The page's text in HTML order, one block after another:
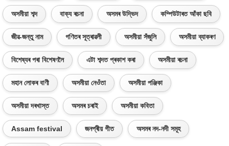
অসমীয়া শব্দ বাক্য ৰচনা অসমৰ উদ্ভিদ কম্পিউটাৰত আঁকা ছবি
জীৱ-জন্তু নাম গণিতৰ সূত্ৰাৱলী অসমীয়া সঁজুলি অসমীয়া ব্যাকৰণ
বিশেষ্যৰ পৰা বিশেষণলৈ এটা শব্দত প্ৰকাশ কৰা অসমীয়া ৰচনা
মহান লোকৰ বাণী অসমীয়া নেওঁতা অসমীয়া পঞ্জিকা
অসমীয়া দৰখাস্ত অসমৰ চৰাই অসমীয়া কবিতা
Assam festival জনপ্ৰীয় গীত অসমৰ নদ-নদী সমূহ